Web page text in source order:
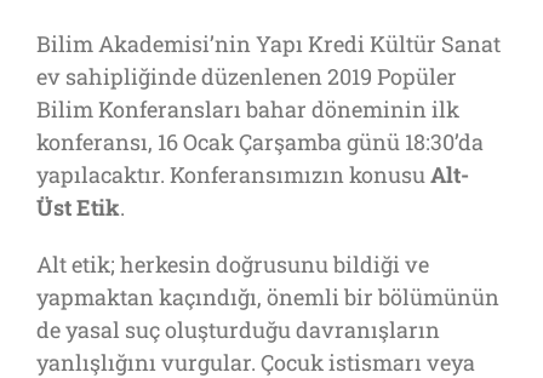
Bilim Akademisi’nin Yapı Kredi Kültür Sanat
ev sahipliğinde düzenlenen 2019 Popüler
Bilim Konferansları bahar döneminin ilk
konferansı, 16 Ocak Çarşamba günü 18:30’da
yapılacaktır. Konferansımızın konusuAlt-
Üst Etik.
Alt etik; herkesin doğrusunu bildiği ve
yapmaktan kaçındığı, önemli bir bölümünün
de yasal suçoluşturduğu davranışların
yanlışlığını vurgular. Çocuk istismarı veya